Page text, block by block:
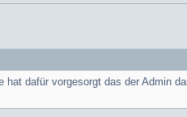
dafür vorgesorgt das der Admin